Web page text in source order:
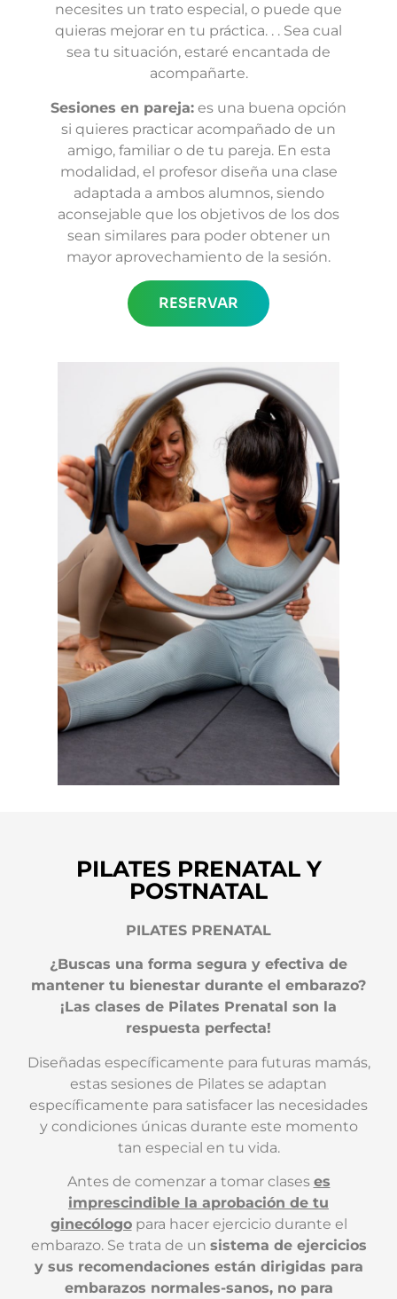
necesites un trato especial, o puede que
quieras mejorar en tu práctica. . . Sea cual
sea tu situación, estaré encantada de
acompañarte.
Sesiones en pareja: es una buena opción
si quieres practicar acompañado de un
amigo, familiar o de tu pareja. En esta
modalidad, el profesor diseña una clase
adaptada a ambos alumnos, siendo
aconsejable que los objetivos de los dos
sean similares para poder obtener un
mayor aprovechamiento de la sesión.
RESERVAR
PILATES PRENATAL Y
POSTNATAL
PILATES PRENATAL
¿Buscas una forma segura y efectiva de
mantener tu bienestar durante el embarazo?
¡Las clases de Pilates Prenatal son la
respuesta perfecta!
Diseñadas específicamente para futuras mamás,
estas sesiones de Pilates se adaptan
específicamente para satisfacer las necesidades
y condiciones únicas durante este momento
tan especial en tu vida.
Antes de comenzar a tomar clases es
imprescindible la aprobación de tu
ginecólogopara hacer ejercicio durante el
embarazo. Se trata de un sistema de ejercicios
y sus recomendaciones están dirigidas para
embarazos normales-sanos, no para